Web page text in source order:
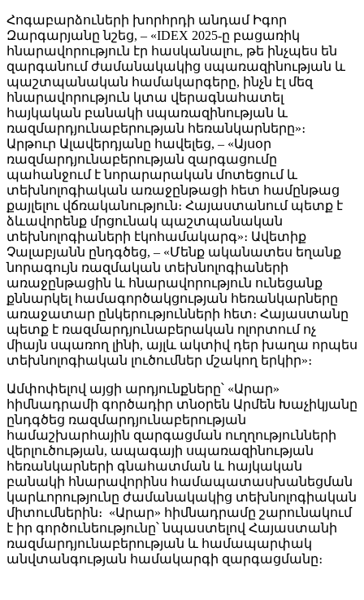
Հոգաբարձուների խորհրդի անդամ Իգոր
Զարգարյանը նշեց, – «IDEX 2025-ը բացառիկ
հնարավորություն էր հասկանալու, թե ինչպես են
զարգանում ժամանակակից սպառազինության և
պաշտպանական համակարգերը, ինչն էլ մեզ
հնարավորություն կտա վերագնահատել
հայկական բանակի սպառազինության և
ռազմարդյունաբերության հեռանկարները»։
Արթուր Ալավերդյանը հավելեց, – «Այսօր
ռազմարդյունաբերության զարգացումը
պահանջում է նորարարական մոտեցում և
տեխնոլոգիական առաջընթացի հետ համընթաց
քայլելու վճռականություն։ Հայաստանում պետք է
ձևավորենք մրցունակ պաշտպանական
տեխնոլոգիաների էկոհամակարգ»։ Ավետիք
Չալաբյանն ընդգծեց, – «Մենք ականատես եղանք
նորագույն ռազմական տեխնոլոգիաների
առաջընթացին և հնարավորություն ունեցանք
քննարկել համագործակցության հեռանկարները
առաջատար ընկերությունների հետ։ Հայաստանը
պետք է ռազմարդյունաբերական ոլորտում ոչ
միայն սպառող լինի, այլև ակտիվ դեր խաղա որպես
տեխնոլոգիական լուծումներ մշակող երկիր»։
Ամփոփելով այցի արդյունքները՝ «Արար»
հիմնադրամի գործադիր տնօրեն Արմեն Խաչիկյանը
ընդգծեց ռազմարդյունաբերության
համաշխարհային զարգացման ուղղությունների
վերլուծության, ապագայի սպառազինության
հեռանկարների գնահատման և հայկական
բանակի հնարավորինս համապատասխանեցման
կարևորությունը ժամանակակից տեխնոլոգիական
միտումներին։ «Արար» հիմնադրամը շարունակում
է իր գործունեությունը՝ նպաստելով Հայաստանի
ռազմարդյունաբերության և համապարփակ
անվտանգության համակարգի զարգացմանը։